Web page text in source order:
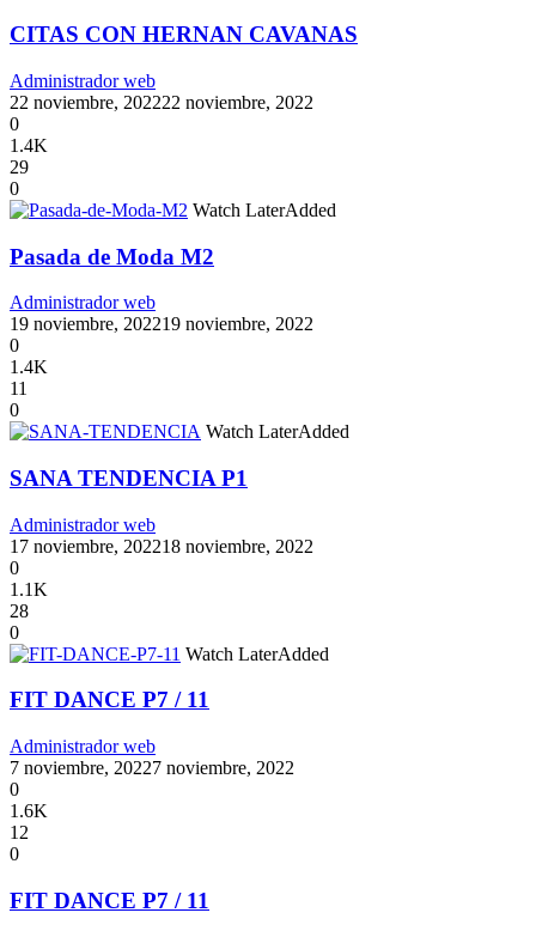
CITAS CON HERNAN CAVANAS
Administrador web
22 noviembre, 202222 noviembre, 2022
0
1.4K
29
0
Watch LaterAdded
Pasada de Moda M2
Administrador web
19 noviembre, 202219 noviembre, 2022
0
1.4K
11
0
Watch LaterAdded
SANA TENDENCIA P1
Administrador web
17 noviembre, 202218 noviembre, 2022
0
1.1K
28
0
Watch LaterAdded
FIT DANCE P7 / 11
Administrador web
7 noviembre, 20227 noviembre, 2022
0
1.6K
12
0
FIT DANCE P7 / 11